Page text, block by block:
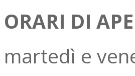
ORARI DI
martedì e